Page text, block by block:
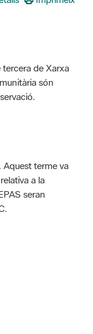
de Xarxa
són
Aquest terme va
a la
seran
és de 0